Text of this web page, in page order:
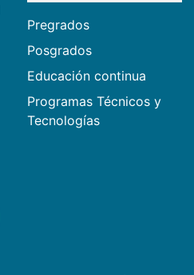
Pregrados
Posgrados
Educación continua
Programas Técnicos y
Tecnologías